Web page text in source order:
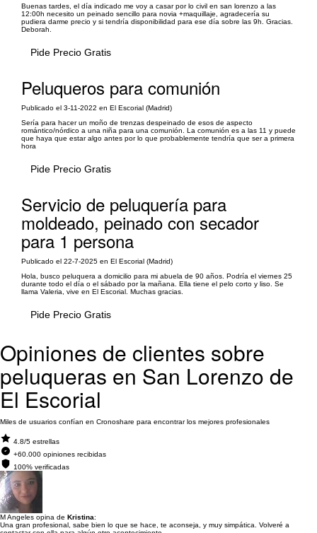
Buenas tardes, el día indicado me voy a casar por lo civil en san lorenzo a las
12:00h necesito un peinado sencillo para novia +maquillaje, agradecería su
pudiera darme precio y si tendría disponibilidad para ese día sobre las 9h. Gracias.
Deborah.
Pide Precio Gratis
Peluqueros para comunión
Publicado el 3-11-2022 en El Escorial (Madrid)
Sería para hacer un moño de trenzas despeinado de esos de aspecto
romántico/nórdico a una niña para una comunión. La comunión es a las 11 y puede
que haya que estar algo antes por lo que probablemente tendría que ser a primera
hora
Pide Precio Gratis
Servicio de peluquería para
moldeado, peinado con secador
para 1 persona
Publicado el 22-7-2025 en El Escorial (Madrid)
Hola, busco peluquera a domicilio para mi abuela de 90 años. Podría el viernes 25
durante todo el día o el sábado por la mañana. Ella tiene el pelo corto y liso. Se
llama Valeria, vive en El Escorial. Muchas gracias.
Pide Precio Gratis
Opiniones de clientes sobre
peluqueras en San Lorenzo de
El Escorial
Miles de usuarios confían en Cronoshare para encontrar los mejores profesionales
4.8/5 estrellas
+60.000 opiniones recibidas
100% verificadas
M Angeles opina de Kristina:
Una gran profesional, sabe bien lo que se hace, te aconseja, y muy simpática. Volveré a